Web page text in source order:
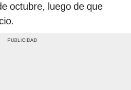
octubre, luego de que